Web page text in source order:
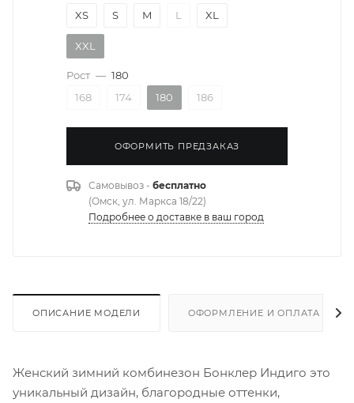
XS
S M L XL
XXL
Рост — 180
168
174 180 186
ОФОРМИТЬ ПРЕДЗАКАЗ
Самовывоз - бесплатно
(Омск, ул. Маркса 18/22)
Подробнее о доставке в ваш город
ОПИСАНИЕ МОДЕЛИ ОФОРМЛЕНИЕ И ОПЛАТА
Женский зимний комбинезон Бонклер Индиго это
уникальный дизайн, благородные оттенки,